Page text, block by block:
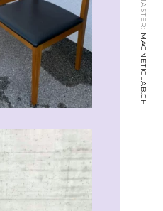
MAGNETICLAB.CH